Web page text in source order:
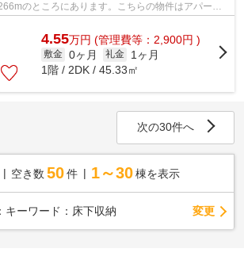
のところにあります。こちらの物件はアパート
る賃貸物件情報を...
4.55万円 (管理費等：2,900円 )
敷金 0ヶ月 礼金
1ヶ月
1階 / 2DK / 45.33㎡
次の30件へ
空き数 50 件 1～30 棟を表示
キーワード：床下収納 変更